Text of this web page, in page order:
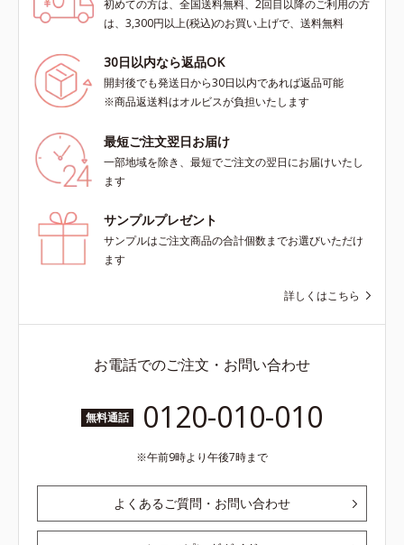
初めての方は、全国送料無料、2回目以降のご利用の方
は、3,300円以上(税込)のお買い上げで、送料無料
30日以内なら返品OK
開封後でも発送日から30日以内であれば返品可能
※商品返送料はオルビスが負担いたします
最短ご注文翌日お届け
一部地域を除き、最短でご注文の翌日にお届けいたし
ます
サンプルプレゼント
サンプルはご注文商品の合計個数までお選びいただけ
ます
詳しくはこちら
お電話でのご注文・お問い合わせ
無料通話 0120-010-010
午前9時より午後7時まで
よくあるご質問・お問い合わせ